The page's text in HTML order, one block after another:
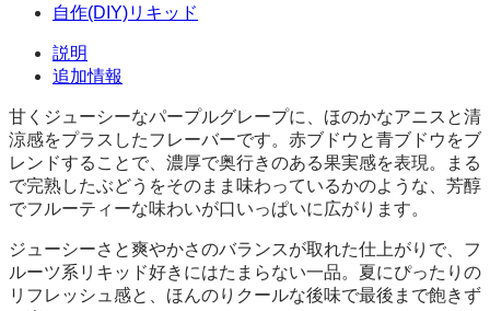
自作(DIY)リキッド
説明
追加情報
甘くジューシーなパープルグレープに、ほのかなアニスと清
涼感をプラスしたフレーバーです。赤ブドウと青ブドウをブ
レンドすることで、濃厚で奥行きのある果実感を表現。まる
で完熟したぶどうをそのまま味わっているかのような、芳醇
でフルーティーな味わいが口いっぱいに広がります。
ジューシーさと爽やかさのバランスが取れた仕上がりで、フ
ルーツ系リキッド好きにはたまらない一品。夏にぴったりの
リフレッシュ感と、ほんのりクールな後味で最後まで飽きず